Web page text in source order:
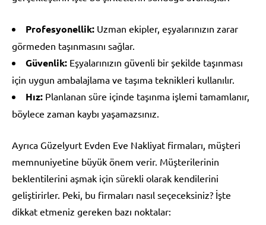
Profesyonellik: Uzman ekipler, eşyalarınızın zarar
görmeden taşınmasını sağlar.
Güvenlik: Eşyalarınızın güvenli bir şekilde taşınması
için uygun ambalajlama ve taşıma teknikleri kullanılır.
Hız: Planlanan süre içinde taşınma işlemi tamamlanır,
böylece zaman kaybı yaşamazsınız.
Ayrıca Güzelyurt Evden Eve Nakliyat firmaları, müşteri
memnuniyetine büyük önem verir. Müşterilerinin
beklentilerini aşmak için sürekli olarak kendilerini
geliştirirler. Peki, bu firmaları nasıl seçeceksiniz? İşte
dikkat etmeniz gereken bazı noktalar: